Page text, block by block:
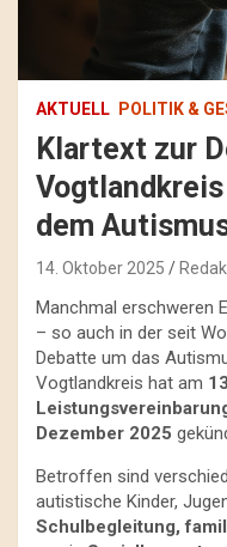
AKTUELL POLITIK &
Klartext zur
dem
14. Oktober 2025
Manchmal erschweren
– so auch in der seit
Debatte um das
Vogtlandkreis hat am
Dezember 2025
Betroffen sind
autistische Kinder,
Schulbegleitung,